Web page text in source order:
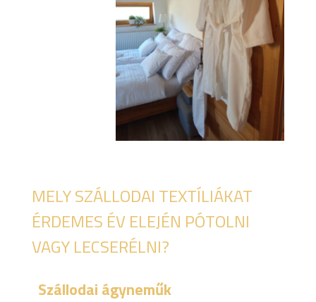
MELY SZÁLLODAI TEXTÍLIÁKAT
ÉRDEMES ÉV ELEJÉN PÓTOLNI
VAGY LECSERÉLNI?
Szállodai ágyneműk